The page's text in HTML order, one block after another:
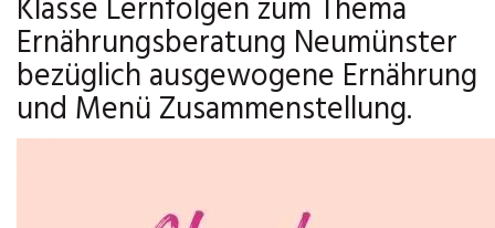
Klasse Lernfolgen zum Thema
Ernährungsberatung Neumünster
bezüglich ausgewogene Ernährung
und Menü Zusammenstellung.